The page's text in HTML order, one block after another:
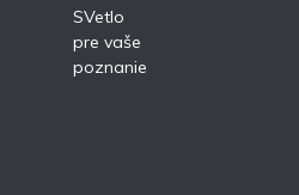
SVetlo
pre vaše
poznanie